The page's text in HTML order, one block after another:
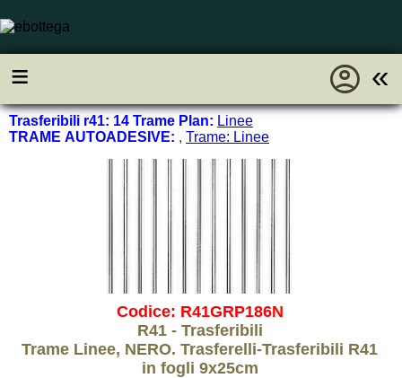
≡ «
account_circle
Trasferibili r41: 14 Trame Plan: Linee
TRAME AUTOADESIVE: , Trame: Linee
Codice: R41GRP186N
R41 - Trasferibili
Trame Linee, NERO. Trasferelli-Trasferibili R41
in fogli 9x25cm